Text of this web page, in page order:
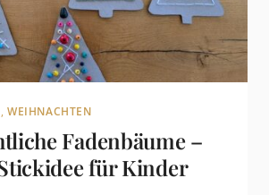
,WEIHNACHTEN
Fadenbäume –
für Kinder